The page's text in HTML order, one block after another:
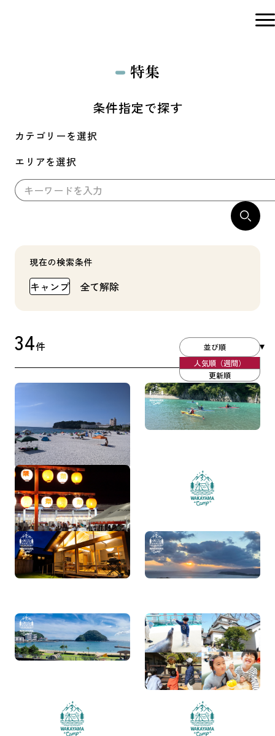
特集
条件指定で探す
カテゴリーを選択
エリアを選択
現在の検索条件
キャンプ 全て解除
34件
並び順
人気順（週間）
更新順
和歌山県南紀エリア特集
暑い夏は川遊び！川遊び
ができる和歌山のキャン
プ場特集！
2026年8月 和歌山県内の
イベント情報まとめ
紀南エリアのキャンプ場
雨でも安心！コテージ・
バンガローのあるキャン
プ場特集
和歌山県の絶景を楽しめ
るキャンプ場
暑い夏にぴったり！海遊
びができる和歌山のキャ
ンプ場特集！
夏休みの家族旅行にもお
すすめ！和歌山旅モデル
プラン＆体験ガイド7選
紀北エリアのキャンプ場
紀中エリアのキャンプ場